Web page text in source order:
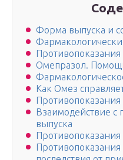
Форма выпуска и
Противопоказания
Омепразол.
Как Омез
Взаимодействие с
выпуска